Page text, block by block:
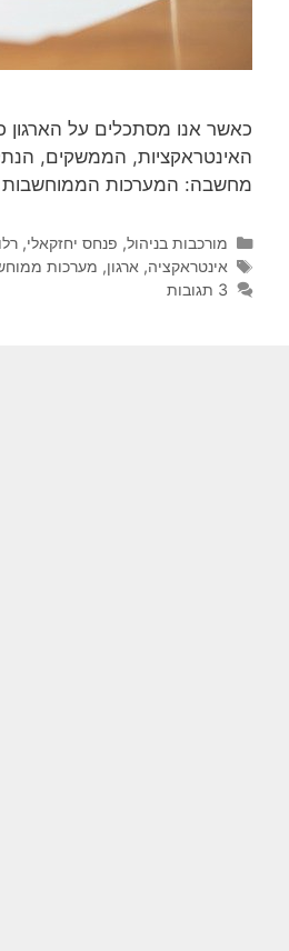
כאשר אנו מסתכלים על הארגון
האינטראקציות, הממשקים,
מחשבה: המערכות הממוחשבות
קטגוריות
מורכבות בניהול, פנחס יחזקאלי,
תגיות
אינטראקציה, ארגון, מערכות
3 תגובות